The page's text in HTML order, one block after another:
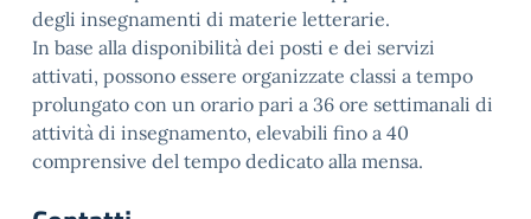
degli insegnamenti di materie letterarie.
In base alla disponibilità dei posti e dei servizi
attivati, possono essere organizzate classi a tempo
prolungato con un orario pari a 36 ore settimanali di
attività di insegnamento, elevabili fino a 40
comprensive del tempo dedicato alla mensa.